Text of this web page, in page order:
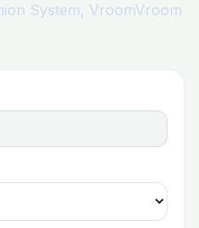
System, VroomVroom